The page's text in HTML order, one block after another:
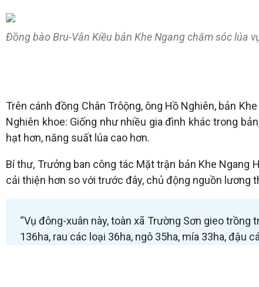
Đồng bào Bru-Vân Kiều bản Khe Ngang chăm sóc lúa
Trên cánh đồng Chân Trôộng, ông Hồ Nghiên, bản
Nghiên khoe: Giống như nhiều gia đình khác trong
hạt hơn, năng suất lúa cao hơn.
Bí thư, Trưởng ban công tác Mặt trận bản Khe Ngang
cải thiện hơn so với trước đây, chủ động nguồn lương
“Vụ đông-xuân này, toàn xã Trường Sơn gieo
136ha, rau các loại 36ha, ngô 35ha, mía 33ha, đậu